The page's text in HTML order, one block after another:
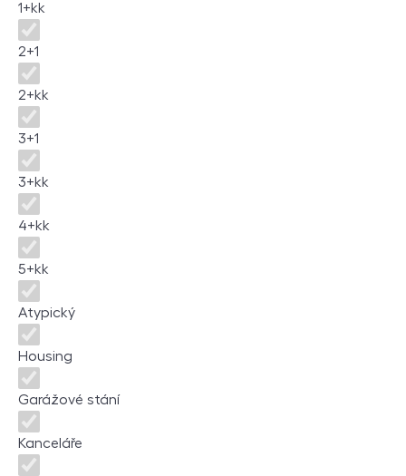
1+kk
2+1
2+kk
3+1
3+kk
4+kk
5+kk
Atypický
Housing
Garážové stání
Kanceláře